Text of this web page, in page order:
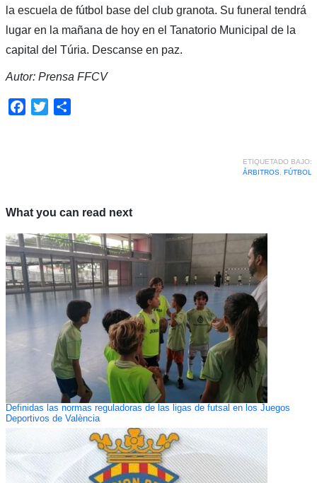
la escuela de fútbol base del club granota. Su funeral tendrá
lugar en la mañana de hoy en el Tanatorio Municipal de la
capital del Túria. Descanse en paz.
Autor: Prensa FFCV
Facebook
Twitter
ETIQUETADO BAJO:
ÁRBITROS, FÚTBOL
What you can read next
Definidas las normas reguladoras de las ligas de futsal en los Juegos
Deportivos de València